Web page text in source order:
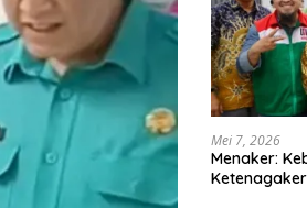
Mei 7, 2026
Menaker: